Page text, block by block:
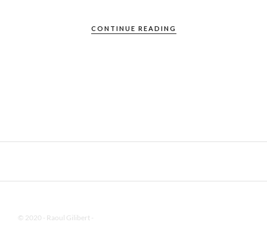
CONTINUE READING
© 2020 - Raoul Gilibert -